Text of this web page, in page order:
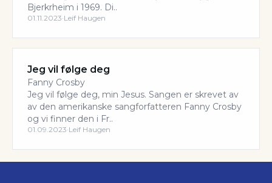
Bjerkrheim i 1969. Di..
01.11.2023·Leif Haugen
Jeg vil følge deg
Fanny Crosby
Jeg vil følge deg, min Jesus. Sangen er skrevet av
av den amerikanske sangforfatteren Fanny Crosby
og vi finner den i Fr..
01.09.2023·Leif Haugen